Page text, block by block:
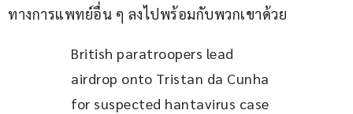
ทางการแพทย์อื่น ๆ ลงไปพร้อมกับพวกเขาด้วย
British paratroopers lead
airdrop onto Tristan da Cunha
for suspected hantavirus case